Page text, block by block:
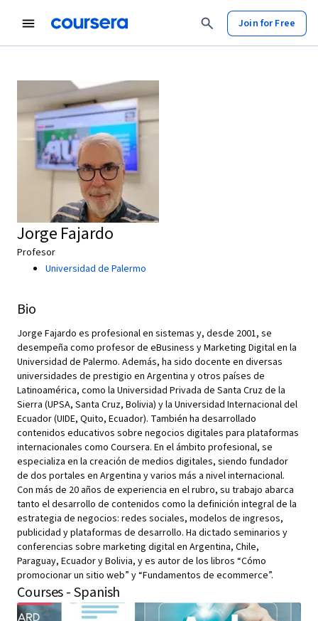
Join for Free
Jorge Fajardo
Profesor
Universidad de Palermo
Bio
Jorge Fajardo es profesional en sistemas y, desde 2001, se
desempeña como profesor de eBusiness y Marketing Digital en la
Universidad de Palermo. Además, ha sido docente en diversas
universidades de prestigio en Argentina y otros países de
Latinoamérica, como la Universidad Privada de Santa Cruz de la
Sierra (UPSA, Santa Cruz, Bolivia) y la Universidad Internacional del
Ecuador (UIDE, Quito, Ecuador). También ha desarrollado
contenidos educativos sobre negocios digitales para plataformas
internacionales como Coursera. En el ámbito profesional, se
especializa en la creación de medios digitales, siendo fundador
de dos portales en Argentina y varios más a nivel internacional.
Con más de 20 años de experiencia en el rubro, su trabajo abarca
tanto el desarrollo de contenidos como la definición integral de la
estrategia de negocios: redes sociales, modelos de ingresos,
publicidad y plataformas de desarrollo. Ha dictado seminarios y
conferencias sobre marketing digital en Argentina, Chile,
Paraguay, Ecuador y Bolivia, y es autor de los libros “Cómo
promocionar un sitio web” y “Fundamentos de ecommerce”.
Courses - Spanish